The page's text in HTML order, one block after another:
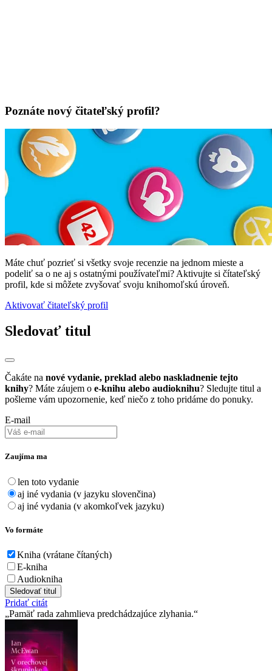
Poznáte nový čitateľský profil?
Máte chuť pozrieť si všetky svoje recenzie na jednom mieste a
podeliť sa o ne aj s ostatnými používateľmi? Aktivujte si čítateľský
profil, kde si môžete zvyšovať svoju knihomoľskú úroveň.
Aktivovať čitateľský profil
Sledovať titul
Čakáte na nové vydanie, preklad alebo naskladnenie tejto
knihy? Máte záujem o e-knihu alebo audioknihu? Sledujte titul a
pošleme vám upozornenie, keď niečo z toho pridáme do ponuky.
E-mail
Zaujíma ma
len toto vydanie
aj iné vydania (v jazyku slovenčina)
aj iné vydania (v akomkoľvek jazyku)
Vo formáte
Kniha (vrátane čítaných)
E-kniha
Audiokniha
Sledovať titul
Pridať citát
Pamäť rada zahmlieva predchádzajúce zlyhania.